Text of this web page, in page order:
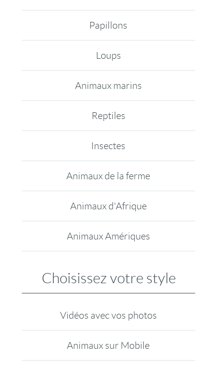
Papillons
Loups
Animaux marins
Reptiles
Insectes
Animaux de la ferme
Animaux d'Afrique
Animaux Amériques
Choisissez votre style
Vidéos avec vos photos
Animaux sur Mobile